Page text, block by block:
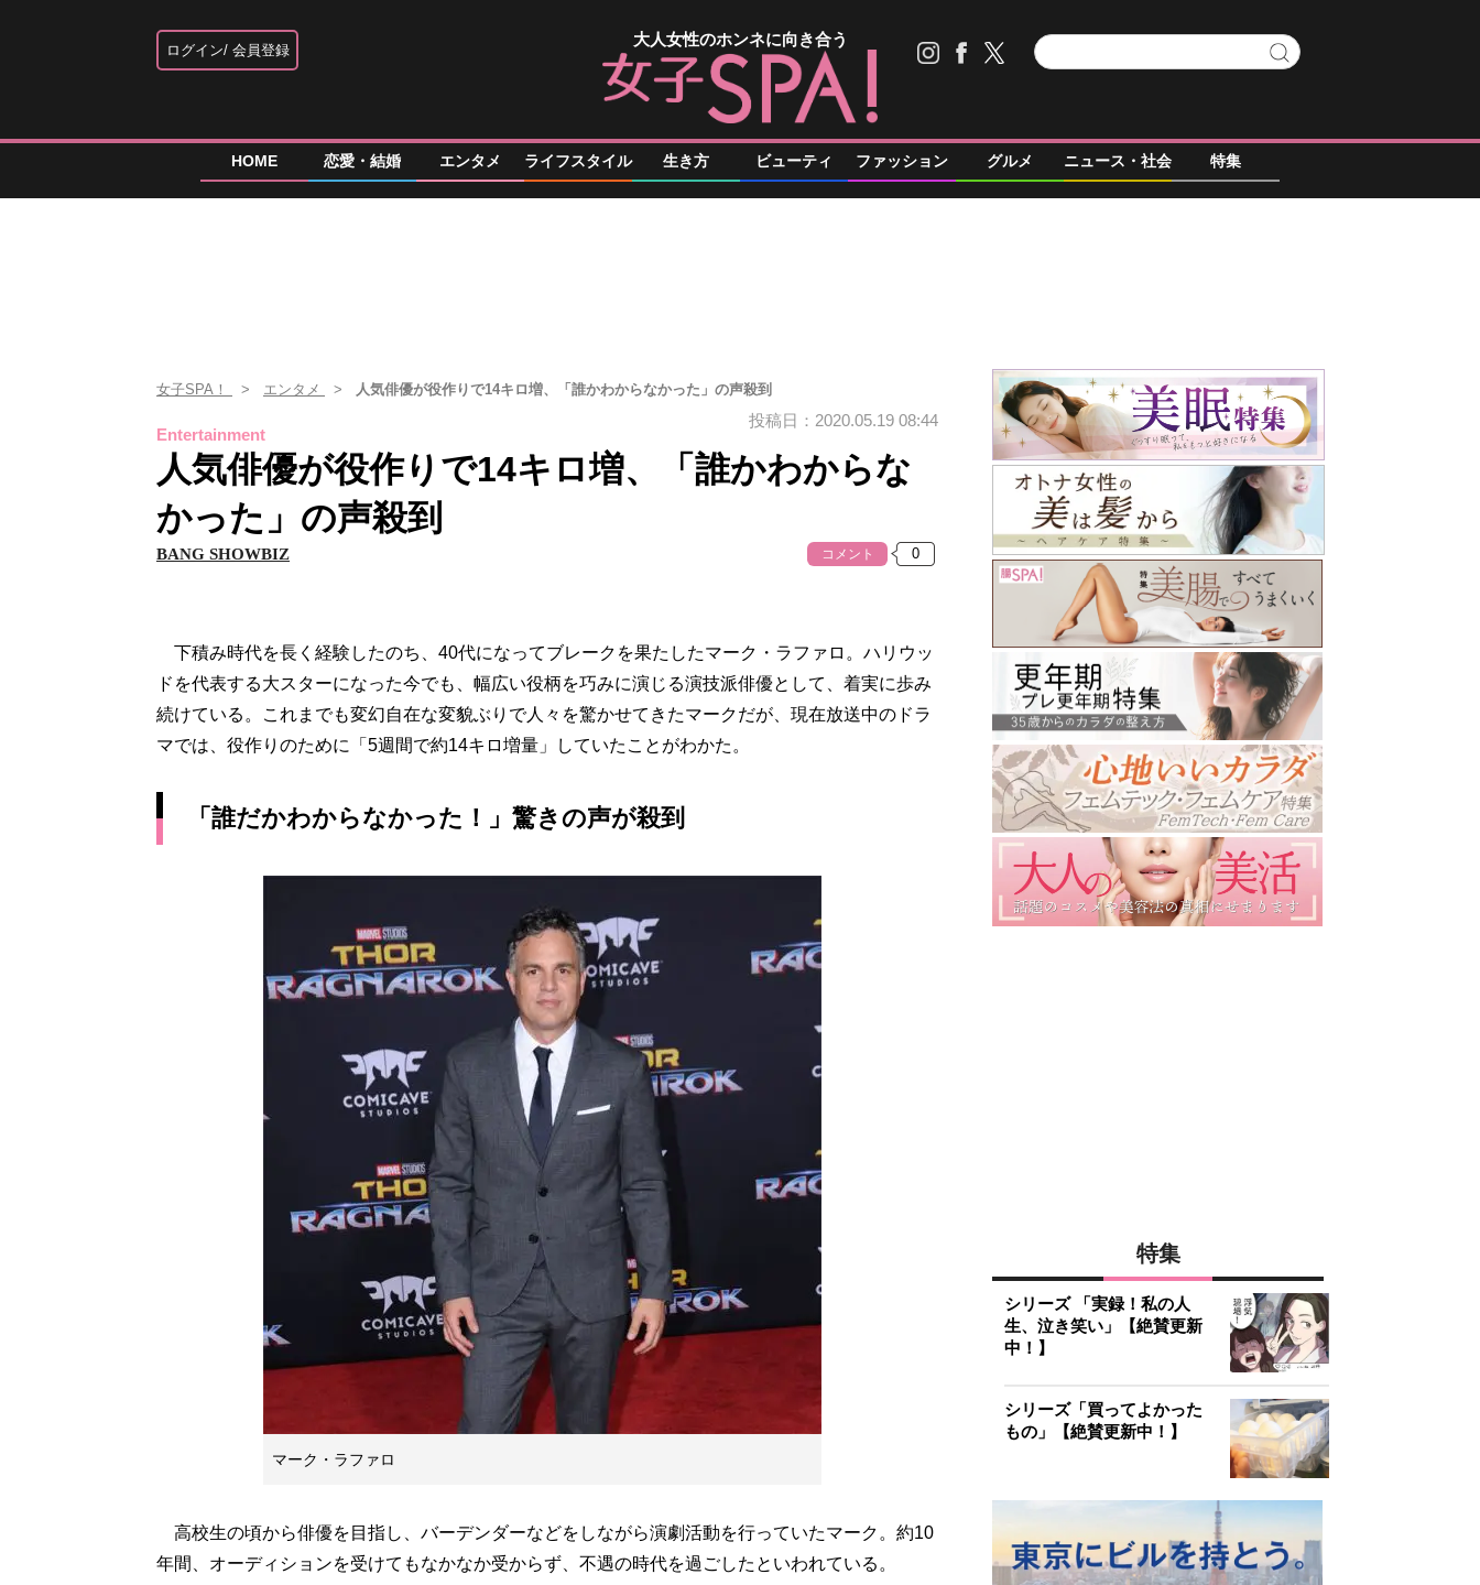
ログイン 会員登録
大人女性のホンネに向き合う
HOME 恋愛・結婚 エンタメ ライフスタイル 生き方 ビューティ ファッション グルメ ニュース・社会 特集
女子SPA！ エンタメ 人気俳優が役作りで14キロ増、「誰かわからなかった」の声殺到
Entertainment
投稿日：2020.05.19 08:44
人気俳優が役作りで14キロ増、「誰かわからな
かった」の声殺到
BANG SHOWBIZ コメント
下積み時代を長く経験したのち、40代になってブレークを果たしたマーク・ラファロ。ハリウッ
ドを代表する大スターになった今でも、幅広い役柄を巧みに演じる演技派俳優として、着実に歩み
続けている。これまでも変幻自在な変貌ぶりで人々を驚かせてきたマークだが、現在放送中のドラ
マでは、役作りのために「5週間で約14キロ増量」していたことがわかた。
「誰だかわからなかった！」驚きの声が殺到
マーク・ラファロ
高校生の頃から俳優を目指し、バーデンダーなどをしながら演劇活動を行っていたマーク。約10
年間、オーディションを受けてもなかなか受からず、不遇の時代を過ごしたといわれている。
特集
シリーズ 「実録！私の人
生、泣き笑い」【絶賛更新
中！】
シリーズ「買ってよかった
もの」【絶賛更新中！】